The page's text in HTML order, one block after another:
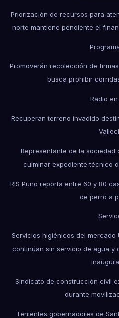
Priorización de recursos para
norte mantiene pendiente el
Promoverán recolección de
busca prohibir
Radio
Recuperan terreno invadido
Representante de la sociedad
culminar expediente técnico
RIS Puno reporta entre 60 y 80
de perro a
Servicios higiénicos del mercado
continúan sin servicio de agua y
Sindicato de construcción civil
durante
Tenientes gobernadores de